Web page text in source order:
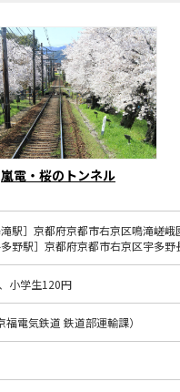
嵐電・桜のトンネル
滝駅］京都府京都市右京区鳴滝嵯峨
多野駅］京都府京都市右京区宇多野
小学生120円
電気鉄道 鉄道部運輸課）